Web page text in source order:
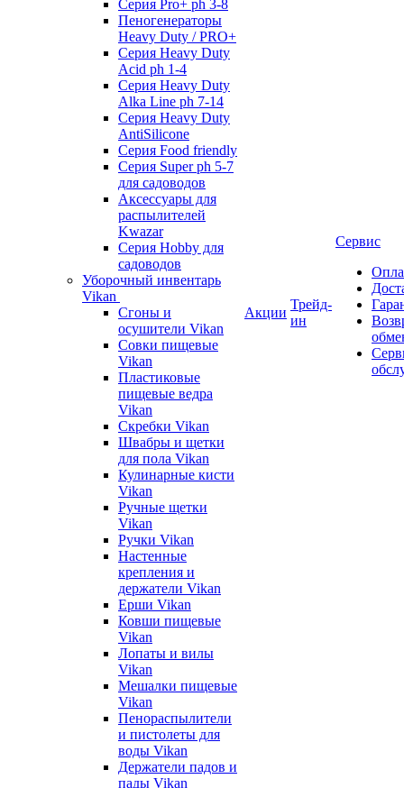
Серия Pro+ ph 3-8
Пеногенераторы
Heavy Duty / PRO+
Серия Heavy Duty
Acid ph 1-4
Серия Heavy Duty
Alka Line ph 7-14
Серия Heavy Duty
AntiSilicone
Серия Food friendly
Серия Super ph 5-7
для садоводов
Аксессуары для
распылителей
Kwazar
Серия Hobby для
садоводов
Уборочный инвентарь
Vikan
Сгоны и
осушители Vikan
Совки пищевые
Vikan
Пластиковые
пищевые ведра
Vikan
Скребки Vikan
Швабры и щетки
для пола Vikan
Кулинарные кисти
Vikan
Ручные щетки
Vikan
Ручки Vikan
Настенные
крепления и
держатели Vikan
Ерши Vikan
Ковши пищевые
Vikan
Лопаты и вилы
Vikan
Мешалки пищевые
Vikan
Пенораспылители
и пистолеты для
воды Vikan
Держатели падов и
пады Vikan
Акции
Трейд-
ин
Сервис